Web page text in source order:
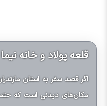
قلعه پولاد و خانه
اگر قصد سفر به استان
مکان‌های دیدنی است که